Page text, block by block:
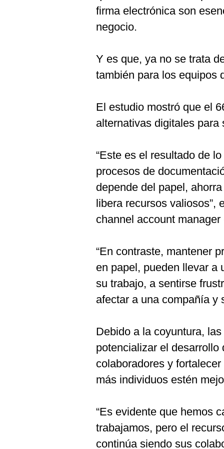
firma electrónica son
negocio.
Y es que, ya no se trata
también para los equipos
El estudio mostró que el
alternativas digitales para
“Este es el resultado de
procesos de
depende del papel,
libera recursos valiosos”,
channel account manager
“En contraste, mantener
en papel, pueden llevar a
su trabajo, a sentirse
afectar a una compañía y
Debido a la coyuntura,
potencializar el
colaboradores y
más individuos estén
“Es evidente que hemos
trabajamos, pero el
continúa siendo sus